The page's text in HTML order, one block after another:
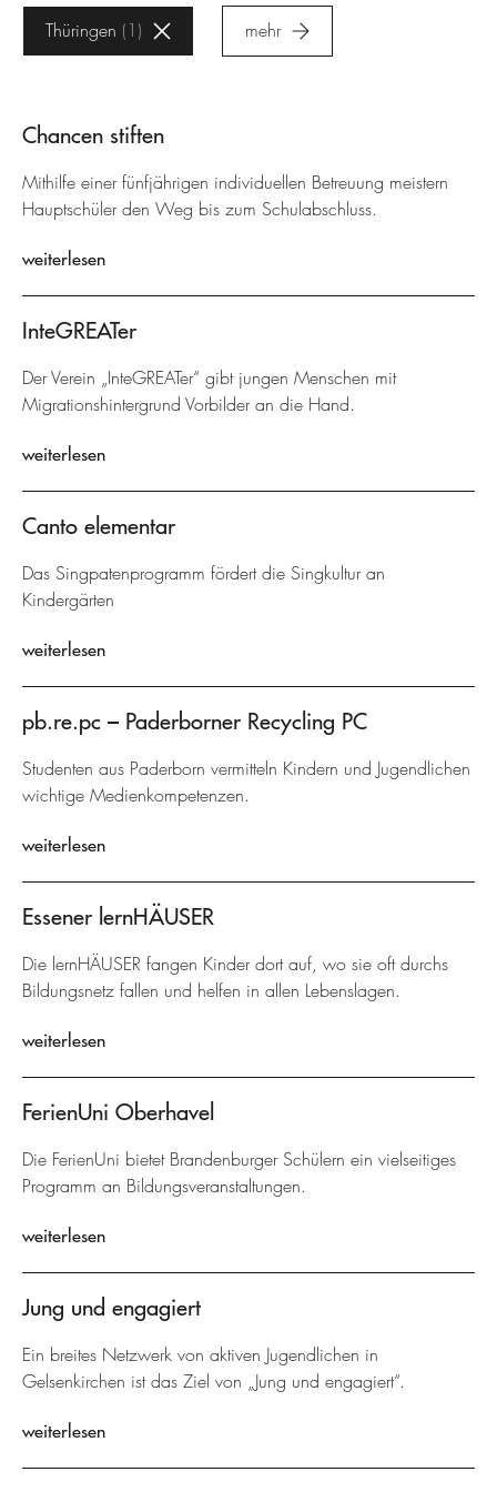
Thüringen 1 mehr
Chancen stiften
Mithilfe einer fünfjährigen individuellen Betreuung meistern
Hauptschüler den Weg bis zum Schulabschluss.
weiterlesen
InteGREATer
Der Verein „InteGREATer“ gibt jungen Menschen mit
Migrationshintergrund Vorbilder an die Hand.
weiterlesen
Canto elementar
Das Singpatenprogramm fördert die Singkultur an
Kindergärten
weiterlesen
pb.re.pc – Paderborner Recycling PC
Studenten aus Paderborn vermitteln Kindern und Jugendlichen
wichtige Medienkompetenzen.
weiterlesen
Essener lernHÄUSER
Die lernHÄUSER fangen Kinder dort auf, wo sie oft durchs
Bildungsnetz fallen und helfen in allen Lebenslagen.
weiterlesen
FerienUni Oberhavel
Die FerienUni bietet Brandenburger Schülern ein vielseitiges
Programm an Bildungsveranstaltungen.
weiterlesen
Jung und engagiert
Ein breites Netzwerk von aktiven Jugendlichen in
Gelsenkirchen ist das Ziel von „Jung und engagiert“.
weiterlesen